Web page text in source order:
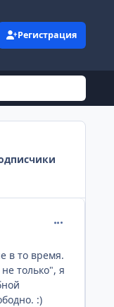
Регистрация
в то время.
только", я
:)